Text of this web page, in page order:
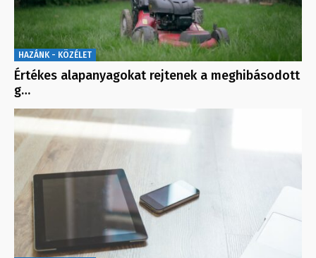
HAZÁNK - KÖZÉLET
Értékes alapanyagokat rejtenek a meghibásodott
g…